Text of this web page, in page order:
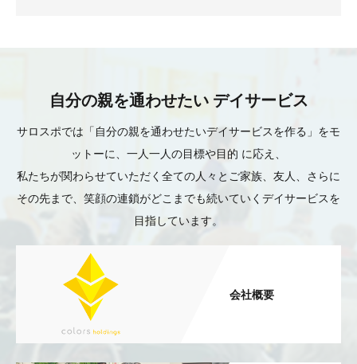
自分の親を通わせたい デイサービス
サロスポでは「自分の親を通わせたいデイサービスを作る」をモ
ットーに、一人一人の目標や目的 に応え、
私たちが関わらせていただく全ての人々とご家族、友人、さらに
その先まで、笑顔の連鎖がどこまでも続いていくデイサービスを
目指しています。
会社概要